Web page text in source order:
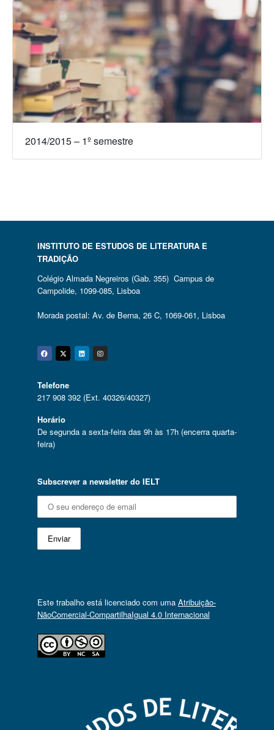
2014/2015 – 1º semestre
INSTITUTO DE ESTUDOS DE LITERATURA E
TRADIÇÃO
Colégio Almada Negreiros (Gab. 355) Campus de
Campolide, 1099-085, Lisboa
Morada postal: Av. de Berna, 26 C, 1069-061, Lisboa
Facebook
Twitter
Linkedin
Instagram
Telefone
217 908 392 (Ext. 40326/40327)
Horário
De segunda a sexta-feira das 9h às 17h (encerra quarta-
feira)
Subscrever a newsletter do IELT
Este trabalho está licenciado com uma Atribuição-
NãoComercial-CompartilhaIgual 4.0 Internacional